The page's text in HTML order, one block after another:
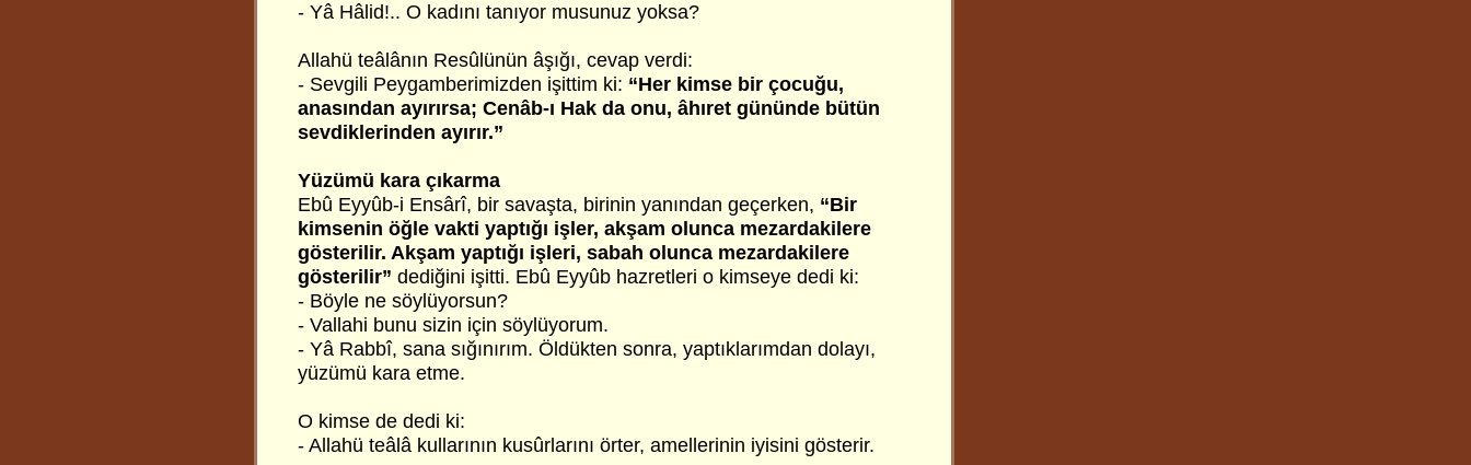
- Yâ Hâlid!.. O kadını tanıyor musunuz yoksa?
Allahü teâlânın Resûlünün âşığı, cevap verdi:
- Sevgili Peygamberimizden işittim ki: “Her kimse bir çocuğu,
anasından ayırırsa; Cenâb-ı Hak da onu, âhıret gününde bütün
sevdiklerinden ayırır.”
Yüzümü kara çıkarma
Ebû Eyyûb-i Ensârî, bir savaşta, birinin yanından geçerken, “Bir
kimsenin öğle vakti yaptığı işler, akşam olunca mezardakilere
gösterilir. Akşam yaptığı işleri, sabah olunca mezardakilere
gösterilir” dediğini işitti. Ebû Eyyûb hazretleri o kimseye dedi ki:
- Böyle ne söylüyorsun?
- Vallahi bunu sizin için söylüyorum.
- Yâ Rabbî, sana sığınırım. Öldükten sonra, yaptıklarımdan dolayı,
yüzümü kara etme.
O kimse de dedi ki:
- Allahü teâlâ kullarının kusûrlarını örter, amellerinin iyisini gösterir.